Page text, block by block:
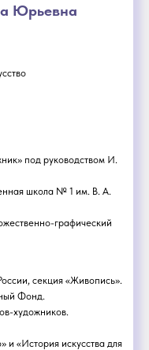
Юрьевна
под руководством И.
школа № 1 им. В. А.
графический
секция «Живопись».
Фонд.
художников.
и «История искусства для